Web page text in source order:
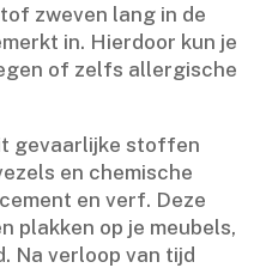
zweven lang in de
in.​ Hierdoor kun je
of zelfs allergische
gevaarlijke stoffen
en chemische
en verf.​ Deze
plakken op je meubels,
Na verloop van tijd